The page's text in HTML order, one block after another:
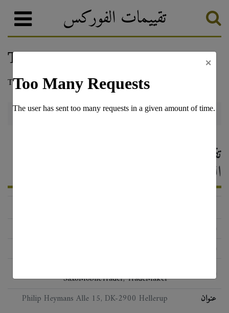
تقييمات الفوركس
تصنيف الفوركس وسطاء الفوركس Saxo Bank
التعليقات 2026
SaxoMobileTrader, TradeMaker
البرمجيات
Philip Heymans Alle 15, DK-2900 Hellerup
عنوان
×